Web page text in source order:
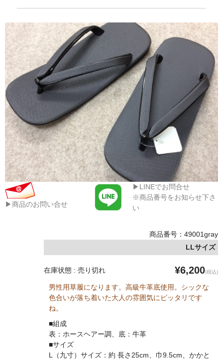
▶商品のお問い合せ
▶LINEでお問合せ
※商品番号をお知らせ下さ
い
商品番号：49001gray
LLサイズ
在庫状態 : 売り切れ ¥6,200(税込)
男性用草履になります。高級牛革底使用。シックな
色合いが落ち着いた大人の雰囲気にピッタリです
ね。
■組成
表：ホースヘアー調、底：牛革
■サイズ
L（九寸）サイズ：約 長さ25cm、巾9.5cm、かかと